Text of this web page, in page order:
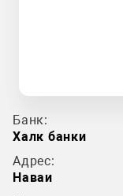
Банк:
Халк банки
Адрес:
Наваи